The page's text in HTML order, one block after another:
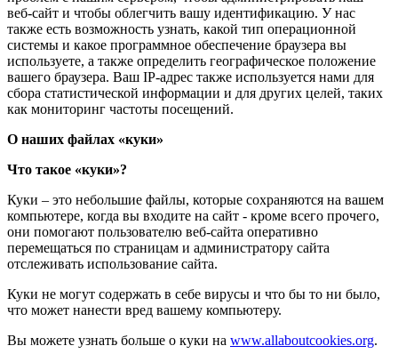
веб-сайт и чтобы облегчить вашу идентификацию. У нас
также есть возможность узнать, какой тип операционной
системы и какое программное обеспечение браузера вы
используете, а также определить географическое положение
вашего браузера. Ваш IP-адрес также используется нами для
сбора статистической информации и для других целей, таких
как мониторинг частоты посещений.
О наших файлах «куки»
Что такое «куки»?
Куки – это небольшие файлы, которые сохраняются на вашем
компьютере, когда вы входите на сайт - кроме всего прочего,
они помогают пользователю веб-сайта оперативно
перемещаться по страницам и администратору сайта
отслеживать использование сайта.
Куки не могут содержать в себе вирусы и что бы то ни было,
что может нанести вред вашему компьютеру.
Вы можете узнать больше о куки на www.allaboutcookies.org.